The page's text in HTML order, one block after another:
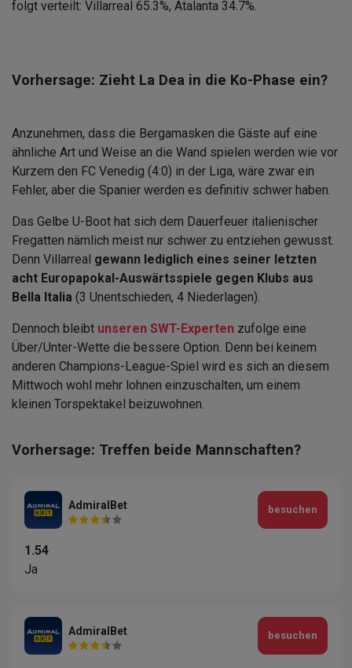
folgt verteilt: Villarreal 65.3%, Atalanta 34.7%.
Vorhersage: Zieht La Dea in die Ko-Phase ein?
Anzunehmen, dass die Bergamasken die Gäste auf eine
ähnliche Art und Weise an die Wand spielen werden wie vor
Kurzem den FC Venedig (4:0) in der Liga, wäre zwar ein
Fehler, aber die Spanier werden es definitiv schwer haben.
Das Gelbe U-Boot hat sich dem Dauerfeuer italienischer
Fregatten nämlich meist nur schwer zu entziehen gewusst.
Denn Villarreal gewann lediglich eines seiner letzten
acht Europapokal-Auswärtsspiele gegen Klubs aus
Bella Italia (3 Unentschieden, 4 Niederlagen).
Dennoch bleibt unseren SWT-Experten zufolge eine
Über/Unter-Wette die bessere Option. Denn bei keinem
anderen Champions-League-Spiel wird es sich an diesem
Mittwoch wohl mehr lohnen einzuschalten, um einem
kleinen Torspektakel beizuwohnen.
Vorhersage: Treffen beide Mannschaften?
AdmiralBet
1.54
Ja
besuchen
AdmiralBet besuchen